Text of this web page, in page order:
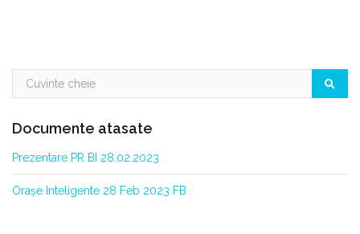
Documente atasate
Prezentare PR BI 28.02.2023
Orașe Inteligente 28 Feb 2023 FB